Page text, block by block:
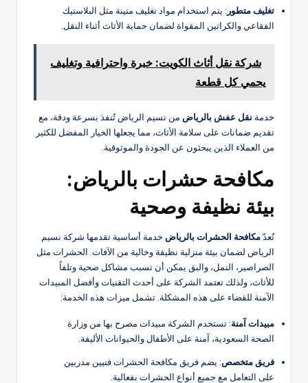
تغليف متطور : يتم استخدام مواد تغليف متينة مثل البلاستيك
الفقاعي والكراتين المقواة لضمان حماية الأثاث أثناء النقل.
شركة نقل أثاث الكويت: خبرة واحترافية وتغليف
يحمي كل قطعة
خدمة نقل عفش بالرياض من نسيم الرياض تُنفذ بسرعة ودقة، مع
تقديم ضمانات على سلامة الأثاث، مما يجعلها الخيار المفضل للكثير
من العملاء الذين يبحثون عن الجودة والموثوقية.
مكافحة حشرات بالرياض:
بيئة نظيفة وصحية
تُعدّمكافحة الحشرات بالرياض خدمة أساسية تقدمها شركة نسيم
الرياض لضمان بيئة منزلية نظيفة وخالية من الآفات. الحشرات مثل
الصراصير، النمل، والبق يمكن أن تسبب مشاكل صحية وتلفاً
للأثاث، ولذلك تعتمد الشركة على أحدث التقنيات وأفضل المبيدات
الآمنة للقضاء على هذه المشكلة. تشمل ميزات هذه الخدمة:
مبيدات آمنة: تستخدم الشركة مبيدات مصرح بها من وزارة
الصحة السعودية، آمنة على الأطفال والحيوانات الأليفة.
فريق متخصص: يضم فريق مكافحة الحشرات فنيين مدربين
على التعامل مع جميع أنواع الحشرات بفعالية.